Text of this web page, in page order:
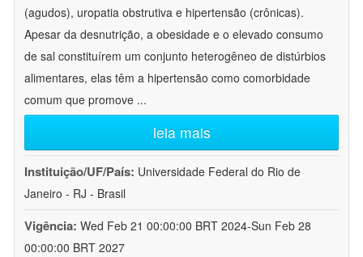
(agudos), uropatia obstrutiva e hipertensão (crônicas).
Apesar da desnutrição, a obesidade e o elevado consumo
de sal constituírem um conjunto heterogêneo de distúrbios
alimentares, elas têm a hipertensão como comorbidade
comum que promove ...
leia mais
Instituição/UF/País: Universidade Federal do Rio de
Janeiro - RJ - Brasil
Vigência: Wed Feb 21 00:00:00 BRT 2024-Sun Feb 28
00:00:00 BRT 2027